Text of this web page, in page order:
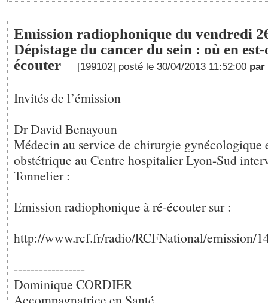
Emission radiophonique du vendredi
Dépistage du cancer du sein : où en
écouter
[199102] posté le 30/04/2013 11:52:00 par
Invités de l’émission
Dr David Benayoun
Médecin au service de chirurgie gynécologique
obstétrique au Centre hospitalier Lyon-Sud
Tonnelier :
Emission radiophonique à ré-écouter sur :
http://www.rcf.fr/radio/RCFNational/emission/
-----------------
Dominique CORDIER